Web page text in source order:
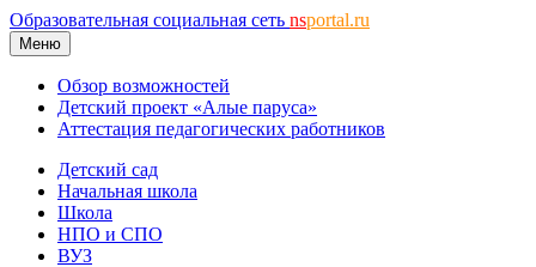
Образовательная социальная сеть nsportal.ru
Меню
Обзор возможностей
Детский проект «Алые паруса»
Аттестация педагогических работников
Детский сад
Начальная школа
Школа
НПО и СПО
ВУЗ